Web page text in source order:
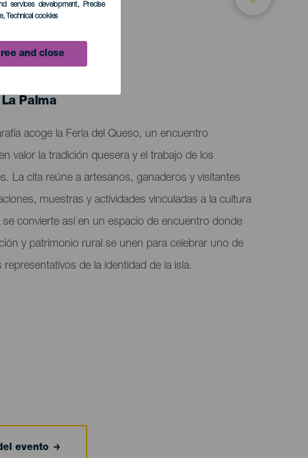
services development, Precise
, Technical cookies
and close
Palma
acoge la Feria del Queso, un encuentro
valor la tradición quesera y el trabajo de los
La cita reúne a artesanos, ganaderos y visitantes
muestras y actividades vinculadas a la cultura
convierte así en un espacio de encuentro donde
y patrimonio rural se unen para celebrar uno de
de la identidad de la isla.
evento